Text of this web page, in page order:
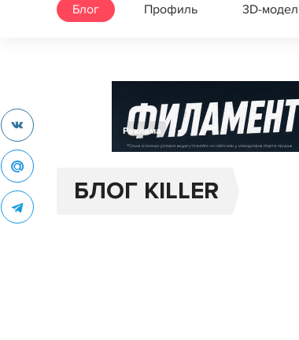
Блог Профиль 3D-
Реклама
БЛОГ KILLER